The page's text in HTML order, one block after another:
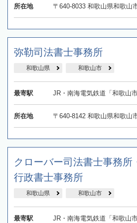
所在地 〒640-8033 和歌山県和歌山
弥勒司法書士事務所
和歌山県 和歌山市
最寄駅 JR・南海電気鉄道「和歌山
所在地 〒640-8142 和歌山県和歌山
クローバー司法書士事務所
行政書士事務所
和歌山県 和歌山市
最寄駅 JR・南海電気鉄道「和歌山